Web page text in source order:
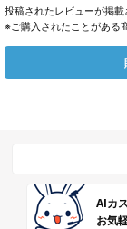
投稿されたレビューが掲
※ご購入されたことがある
AIカ
お気